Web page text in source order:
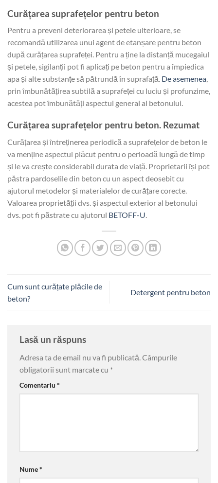
Curățarea suprafețelor pentru beton
Pentru a preveni deteriorarea și petele ulterioare, se
recomandă utilizarea unui agent de etanșare pentru beton
după curățarea suprafeței. Pentru a ține la distanță mucegaiul
și petele, sigilanții pot fi aplicați pe beton pentru a împiedica
apa și alte substanțe să pătrundă în suprafață. De asemenea,
prin îmbunătățirea subtilă a suprafeței cu luciu și profunzime,
acestea pot îmbunătăți aspectul general al betonului.
Curățarea suprafețelor pentru beton. Rezumat
Curățarea și întreținerea periodică a suprafețelor de beton le
va menține aspectul plăcut pentru o perioadă lungă de timp
și le va crește considerabil durata de viață. Proprietarii își pot
păstra pardoselile din beton cu un aspect deosebit cu
ajutorul metodelor și materialelor de curățare corecte.
Valoarea proprietății dvs. și aspectul exterior al betonului
dvs. pot fi păstrate cu ajutorul BETOFF-U
Cum sunt curățate plăcile de
beton?
Detergent pentru beton
Lasă un răspuns
Adresa ta de email nu va fi publicată.Câmpurile
obligatorii sunt marcate cu *
Comentariu *
Nume*